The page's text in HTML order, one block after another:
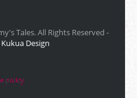
Tales. All Rights Reserved -
Kukua Design
policy